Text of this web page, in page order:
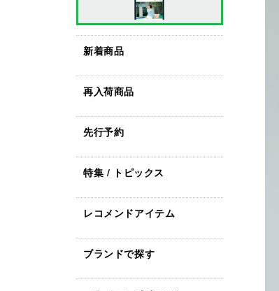
新着商品
再入荷商品
先行予約
特集 / トピックス
レコメンドアイテム
ブランドで探す